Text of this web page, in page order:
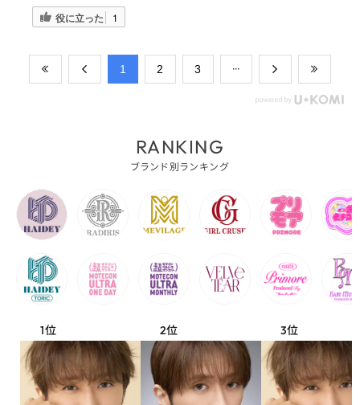
役に立った 1
​1 ​2 ​3
RANKING
ブランド別ランキング